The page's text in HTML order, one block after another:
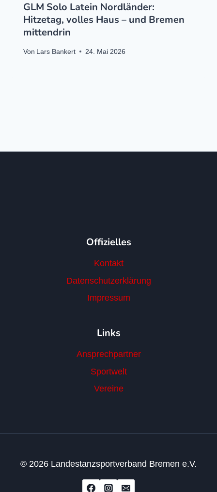
GLM Solo Latein Nordländer:
Hitzetag, volles Haus – und Bremen
mittendrin
Von Lars Bankert 24. Mai 2026
Offizielles
Kontakt
Datenschutzerklärung
Impressum
Links
Ansprechpartner
Sportwelt
Vereine
© 2026 Landestanzsportverband Bremen e.V.